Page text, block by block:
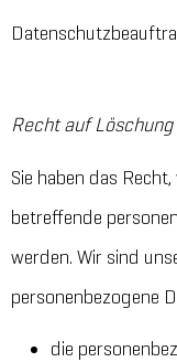
Recht auf Löschung
Sie haben das
betreffende
werden. Wir sind
personenbezogene
die